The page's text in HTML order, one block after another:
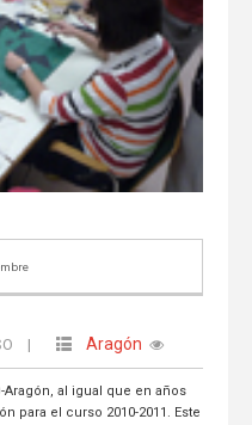
| Aragón
Aragón, al igual que en años
para el curso 2010-2011. Este